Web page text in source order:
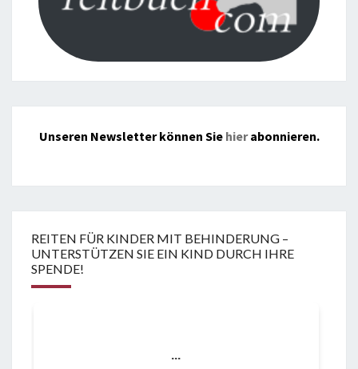
Unseren Newsletter können Sie hierabonnieren.
REITEN FÜR KINDER MIT BEHINDERUNG –
UNTERSTÜTZEN SIE EIN KIND DURCH IHRE
SPENDE!